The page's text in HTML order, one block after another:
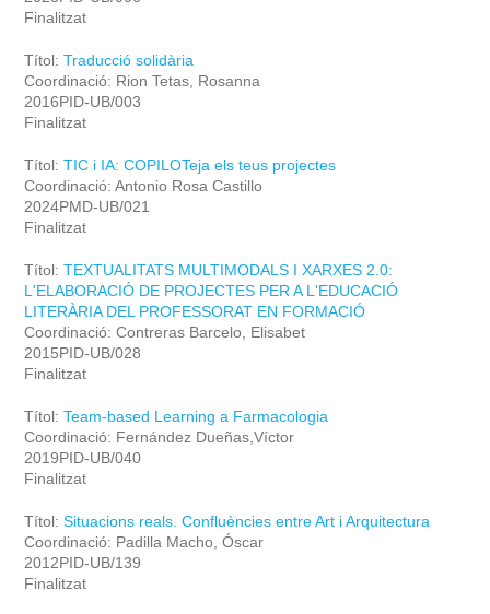
Finalitzat
Títol: Traducció solidària
Coordinació: Rion Tetas, Rosanna
2016PID-UB/003
Finalitzat
Títol: TIC i IA: COPILOTeja els teus projectes
Coordinació: Antonio Rosa Castillo
2024PMD-UB/021
Finalitzat
Títol: TEXTUALITATS MULTIMODALS I XARXES 2.0:
L'ELABORACIÓ DE PROJECTES PER A L'EDUCACIÓ
LITERÀRIA DEL PROFESSORAT EN FORMACIÓ
Coordinació: Contreras Barcelo, Elisabet
2015PID-UB/028
Finalitzat
Títol: Team-based Learning a Farmacologia
Coordinació: Fernández Dueñas,Víctor
2019PID-UB/040
Finalitzat
Títol: Situacions reals. Confluències entre Art i Arquitectura
Coordinació: Padilla Macho, Óscar
2012PID-UB/139
Finalitzat